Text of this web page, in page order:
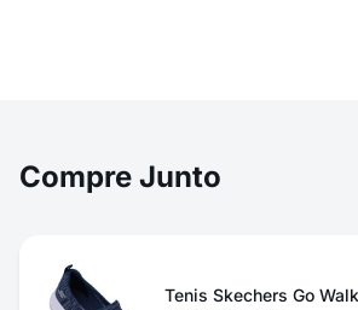
Compre Junto
Tenis Skechers Go